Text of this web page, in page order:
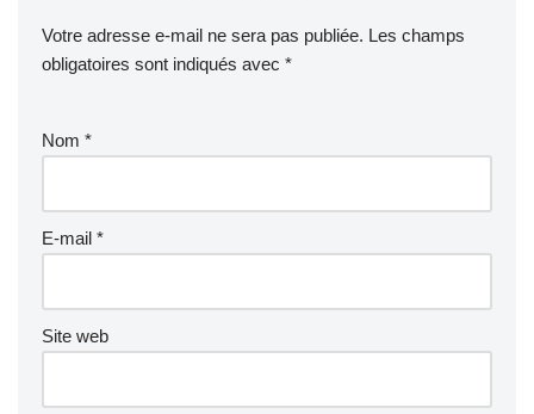
Votre adresse e-mail ne sera pas publiée. Les champs
obligatoires sont indiqués avec *
Nom *
E-mail *
Site web